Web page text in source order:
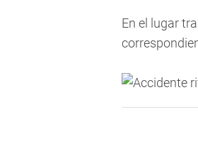
En el lugar